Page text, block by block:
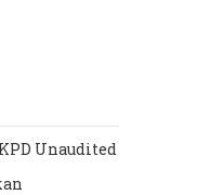
Unaudited